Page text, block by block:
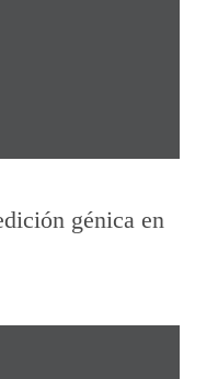
génica en